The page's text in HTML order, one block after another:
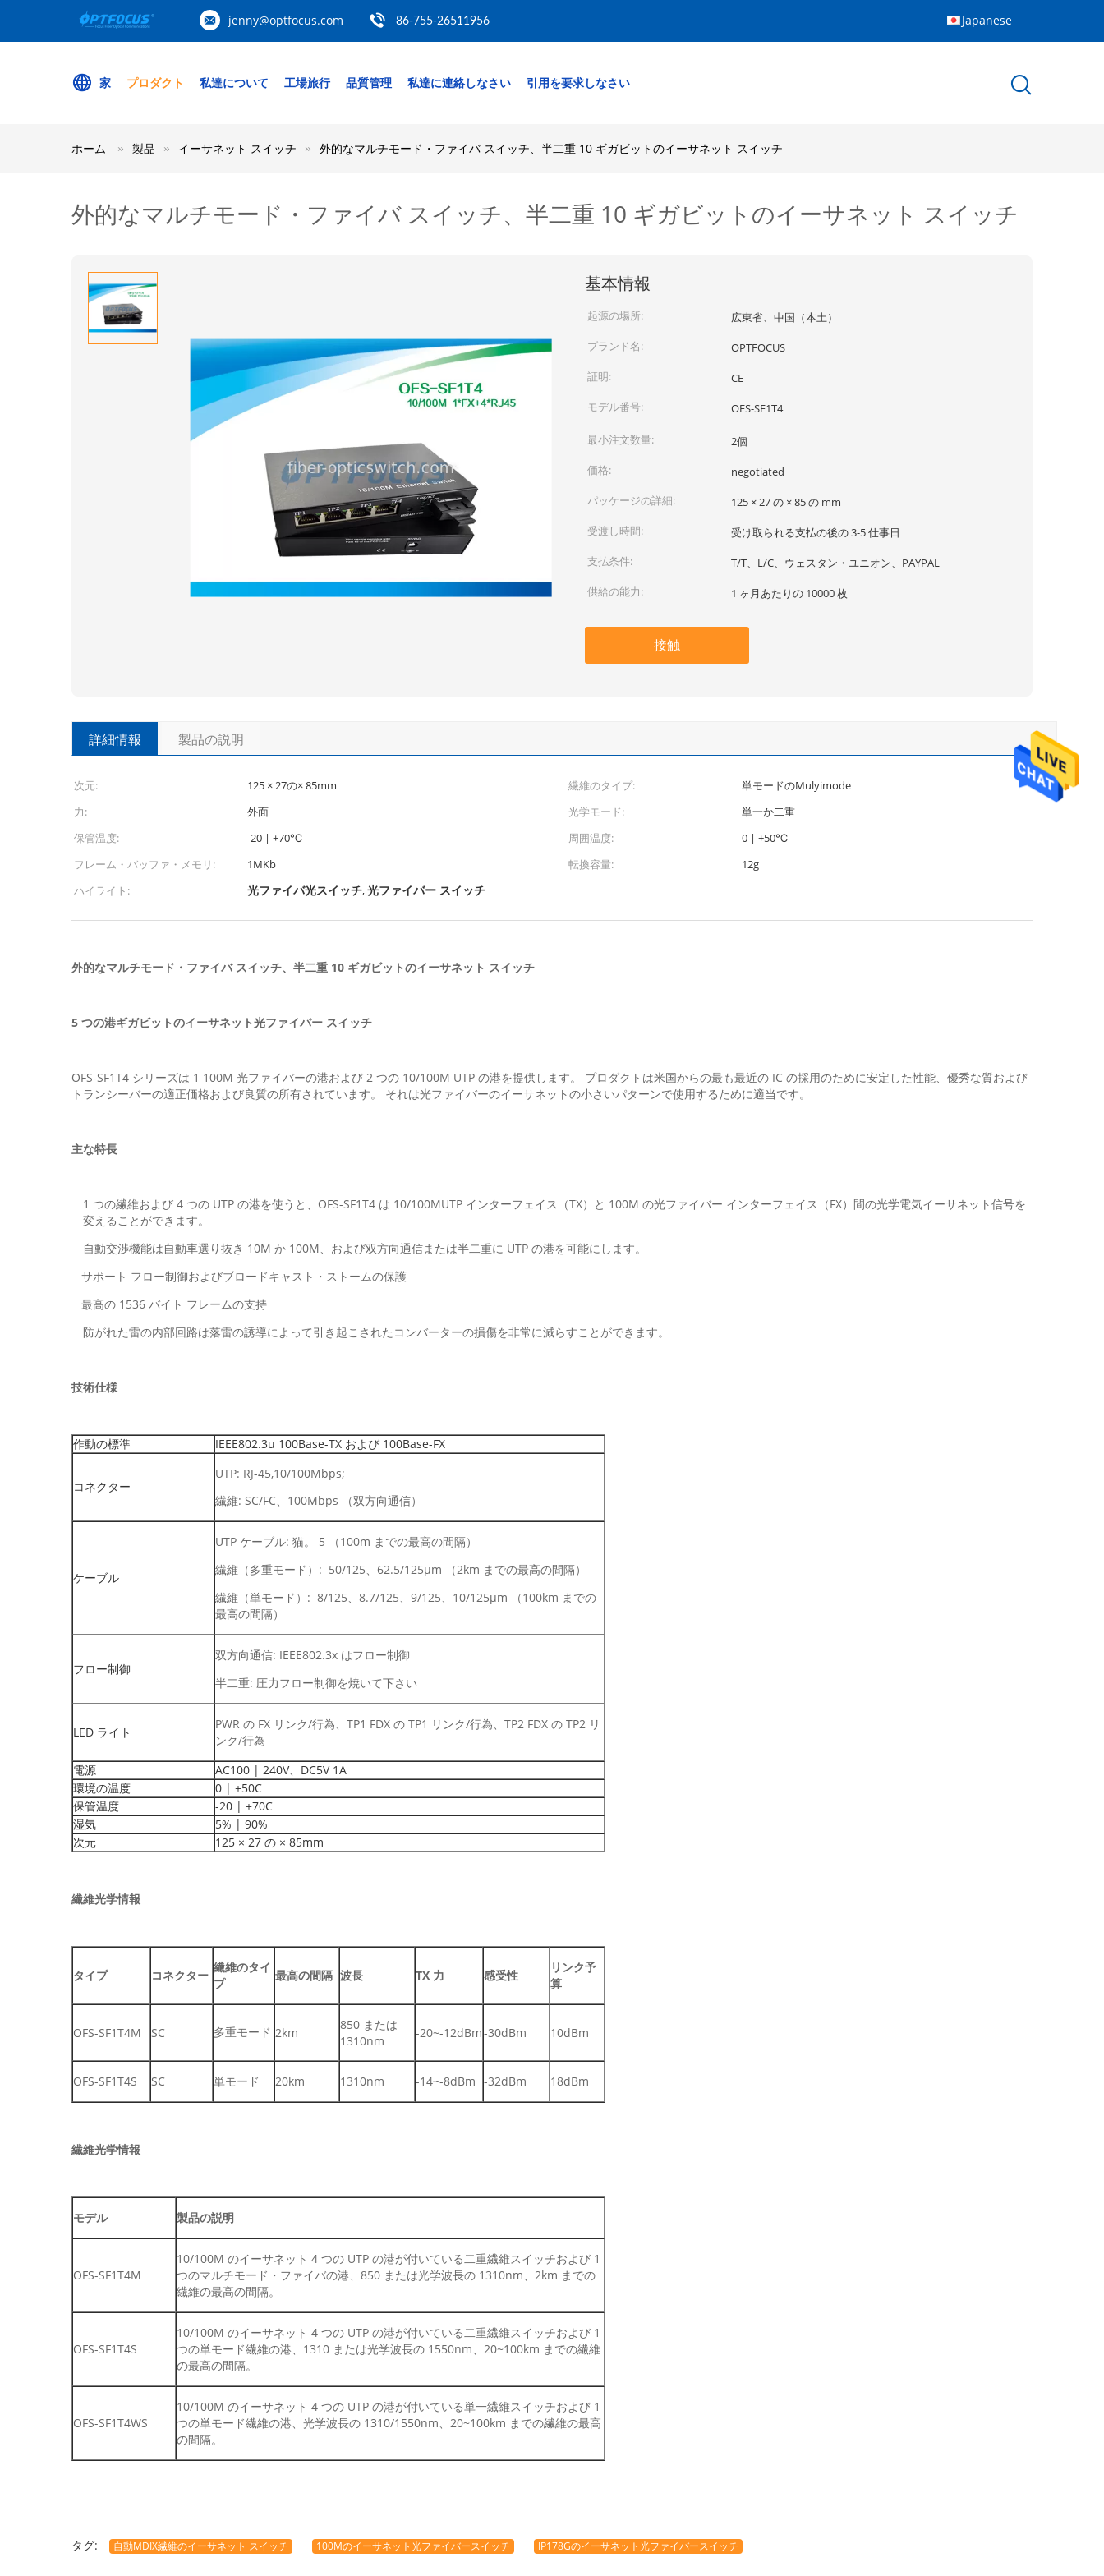
jenny@optfocus.com 86-755-26511956 Japanese
家 プロダクト 私達について 工場旅行 品質管理 私達に連絡しなさい 引用を要求しなさい
ホーム 製品 イーサネット スイッチ 外的なマルチモード・ファイバ スイッチ、半二重 10 ギガビットのイーサネット スイッチ
外的なマルチモード・ファイバ スイッチ、半二重 10 ギガビットのイーサネット スイッチ
基本情報
起源の場所:
広東省、中国（本土）
ブランド名:
OPTFOCUS
証明:
CE
モデル番号:
OFS-SF1T4
最小注文数量:
2個
価格:
negotiated
パッケージの詳細:
125 × 27 の × 85 の mm
受渡し時間:
受け取られる支払の後の 3-5 仕事日
支払条件:
T/T、L/C、ウェスタン・ユニオン、PAYPAL
供給の能力:
1 ヶ月あたりの 10000 枚
接触
詳細情報 製品の説明
次元: 125 × 27の× 85mm 繊維のタイプ:
単モードのMulyimode
力:
外面 光学モード:
単一か二重
保管温度:
-20 | +70℃ 周囲温度:
0 | +50℃
フレーム・バッファ・メモリ:
1MKb 転換容量:
12g
ハイライト:
光ファイバ光スイッチ,光ファイバー スイッチ
外的なマルチモード・ファイバ スイッチ、半二重 10 ギガビットのイーサネット スイッチ
5 つの港ギガビットのイーサネット光ファイバー スイッチ
OFS-SF1T4 シリーズは 1 100M 光ファイバーの港および 2 つの 10/100M UTP の港を提供します。 プロダクトは米国からの最も最近の IC の採用のために安定した性能、優秀な質および
トランシーバーの適正価格および良質の所有されています。 それは光ファイバーのイーサネットの小さいパターンで使用するために適当です。
主な特長
1 つの繊維および 4 つの UTP の港を使うと、OFS-SF1T4 は 10/100MUTP インターフェイス（TX）と 100M の光ファイバー インターフェイス（FX）間の光学電気イーサネット信号を
変えることができます。
自動交渉機能は自動車選り抜き 10M か 100M、および双方向通信または半二重に UTP の港を可能にします。
サポート フロー制御およびブロードキャスト・ストームの保護
最高の 1536 バイト フレームの支持
防がれた雷の内部回路は落雷の誘導によって引き起こされたコンバーターの損傷を非常に減らすことができます。
技術仕様
作動の標準 IEEE802.3u 100Base-TX および 100Base-FX
コネクター
UTP: RJ-45,10/100Mbps;
繊維: SC/FC、100Mbps （双方向通信）
ケーブル
UTP ケーブル: 猫。 5 （100m までの最高の間隔）
繊維（多重モード）: 50/125、62.5/125μm （2km までの最高の間隔）
繊維（単モード）: 8/125、8.7/125、9/125、10/125μm （100km までの
最高の間隔）
フロー制御
双方向通信: IEEE802.3x はフロー制御
半二重: 圧力フロー制御を焼いて下さい
LED ライト
PWR の FX リンク/行為、TP1 FDX の TP1 リンク/行為、TP2 FDX の TP2 リ
ンク/行為
電源
AC100 | 240V、DC5V 1A
環境の温度
0 | +50C
保管温度
-20 | +70C
湿気
5% | 90%
次元
125 × 27 の × 85mm
繊維光学情報
タイプ コネクター
繊維のタイ
プ
最高の間隔 波長 TX 力 感受性
リンク予
算
OFS-SF1T4M SC 多重モード 2km
850 または
1310nm
-20~-12dBm-30dBm 10dBm
OFS-SF1T4S SC 単モード 20km 1310nm -14~-8dBm -32dBm 18dBm
繊維光学情報
モデル 製品の説明
OFS-SF1T4M
10/100M のイーサネット 4 つの UTP の港が付いている二重繊維スイッチおよび 1
つのマルチモード・ファイバの港、850 または光学波長の 1310nm、2km までの
繊維の最高の間隔。
OFS-SF1T4S
10/100M のイーサネット 4 つの UTP の港が付いている二重繊維スイッチおよび 1
つの単モード繊維の港、1310 または光学波長の 1550nm、20~100km までの繊維
の最高の間隔。
OFS-SF1T4WS
10/100M のイーサネット 4 つの UTP の港が付いている単一繊維スイッチおよび 1
つの単モード繊維の港、光学波長の 1310/1550nm、20~100km までの繊維の最高
の間隔。
タグ: 自動MDIX繊維のイーサネット スイッチ 100Mのイーサネット光ファイバースイッチ IP178Gのイーサネット光ファイバースイッチ